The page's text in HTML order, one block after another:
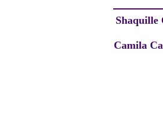
Shaquille
Camila